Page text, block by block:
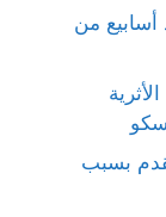
أسابيع من
بسبب